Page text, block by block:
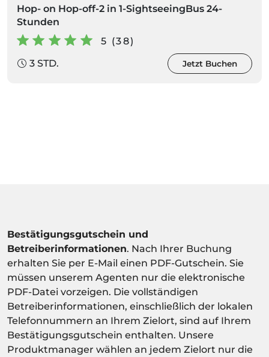
Hop- on Hop-off-2 in 1-SightseeingBus 24-
Stunden
5 (38)
3 STD.
Jetzt Buchen
Bestätigungsgutschein und
Betreiberinformationen. Nach Ihrer Buchung
erhalten Sie per E-Mail einen PDF-Gutschein. Sie
müssen unserem Agenten nur die elektronische
PDF-Datei vorzeigen. Die vollständigen
Betreiberinformationen, einschließlich der lokalen
Telefonnummern an Ihrem Zielort, sind auf Ihrem
Bestätigungsgutschein enthalten. Unsere
Produktmanager wählen an jedem Zielort nur die